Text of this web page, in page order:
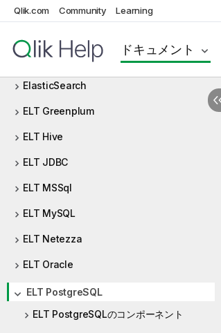
Qlik.com Community Learning
ドキュメント
DotNET
Dynamic Schema
ElasticSearch
ELT Greenplum
ELT Hive
ELT JDBC
ELT MSSql
ELT MySQL
ELT Netezza
ELT Oracle
ELT PostgreSQL
ELT PostgreSQLのコンポーネント